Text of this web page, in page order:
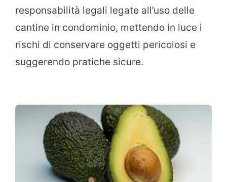
responsabilità legali legate all’uso delle
cantine in condominio, mettendo in luce i
rischi di conservare oggetti pericolosi e
suggerendo pratiche sicure.